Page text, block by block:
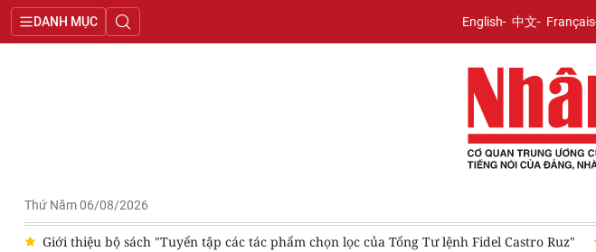
DANH MỤC English 中文 Français
Thứ Năm 06/08/2026
Giới thiệu bộ sách "Tuyển tập các tác phẩm chọn lọc của Tổng Tư lệnh Fidel Castro Ruz"